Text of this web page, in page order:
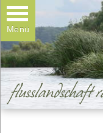
Menü
Wanderungen
Teamtage & Familientage
Galerie
Kontakt